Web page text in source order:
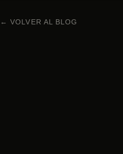
← VOLVER AL BLOG